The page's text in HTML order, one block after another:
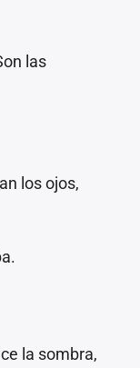
las
los ojos,
la sombra,